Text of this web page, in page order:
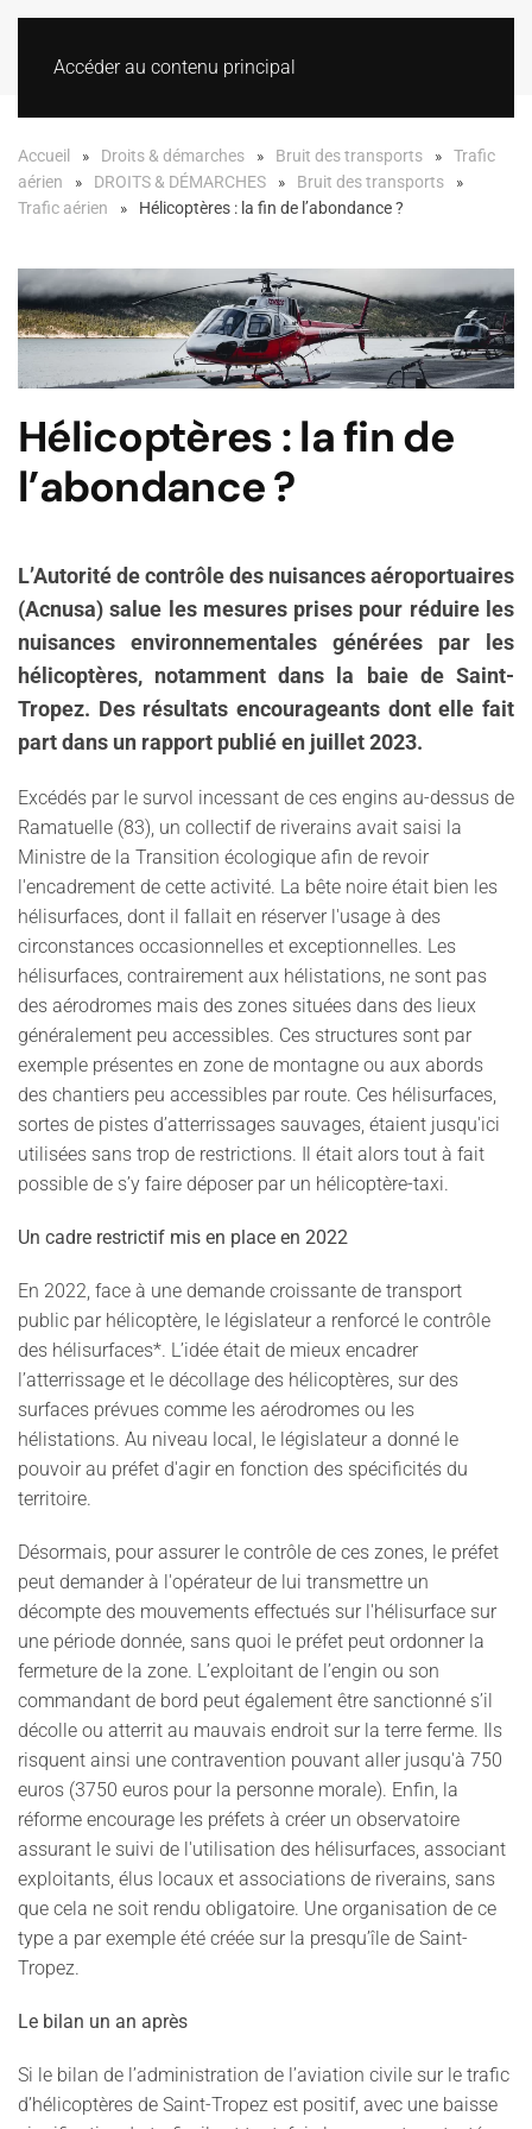
Accéder au contenu principal
Accueil Droits & démarches Bruit des transports
Trafic
aérien
DROITS & DÉMARCHES
Bruit des transports
Trafic aérien
Hélicoptères : la fin de l’abondance ?
Hélicoptères : la fin de
l’abondance ?
L’Autorité de contrôle des nuisances aéroportuaires
(Acnusa) salue les mesures prises pour réduire les
nuisances environnementales générées par les
hélicoptères, notamment dans la baie de Saint-
Tropez. Des résultats encourageants dont elle fait
part dans un rapport publié en juillet 2023.
Excédés par le survol incessant de ces engins au-dessus de
Ramatuelle (83), un collectif de riverains avait saisi la
Ministre de la Transition écologique afin de revoir
l'encadrement de cette activité. La bête noire était bien les
hélisurfaces, dont il fallait en réserver l'usage à des
circonstances occasionnelles et exceptionnelles. Les
hélisurfaces, contrairement aux hélistations, ne sont pas
des aérodromes mais des zones situées dans des lieux
généralement peu accessibles. Ces structures sont par
exemple présentes en zone de montagne ou aux abords
des chantiers peu accessibles par route. Ces hélisurfaces,
sortes de pistes d’atterrissages sauvages, étaient jusqu'ici
utilisées sans trop de restrictions. Il était alors tout à fait
possible de s’y faire déposer par un hélicoptère-taxi.
Un cadre restrictif mis en place en 2022
En 2022, face à une demande croissante de transport
public par hélicoptère, le législateur a renforcé le contrôle
des hélisurfaces*. L’idée était de mieux encadrer
l’atterrissage et le décollage des hélicoptères, sur des
surfaces prévues comme les aérodromes ou les
hélistations. Au niveau local, le législateur a donné le
pouvoir au préfet d'agir en fonction des spécificités du
territoire.
Désormais, pour assurer le contrôle de ces zones, le préfet
peut demander à l'opérateur de lui transmettre un
décompte des mouvements effectués sur l'hélisurface sur
une période donnée, sans quoi le préfet peut ordonner la
fermeture de la zone. L’exploitant de l’engin ou son
commandant de bord peut également être sanctionné s’il
décolle ou atterrit au mauvais endroit sur la terre ferme. Ils
risquent ainsi une contravention pouvant aller jusqu'à 750
euros (3750 euros pour la personne morale). Enfin, la
réforme encourage les préfets à créer un observatoire
assurant le suivi de l'utilisation des hélisurfaces, associant
exploitants, élus locaux et associations de riverains, sans
que cela ne soit rendu obligatoire. Une organisation de ce
type a par exemple été créée sur la presqu’île de Saint-
Tropez.
Le bilan un an après
Si le bilan de l’administration de l’aviation civile sur le trafic
d’hélicoptères de Saint-Tropez est positif, avec une baisse